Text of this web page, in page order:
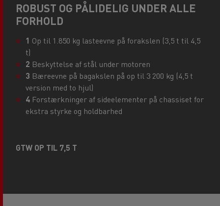
ROBUST OG PÅLIDELIG UNDER ALLE
FORHOLD
1 Op til 1.850 kg lasteevne på forakslen (3,5 t til 4,5
t)
2 Beskyttelse af stål under motoren
3 Bæreevne på bagakslen på op til 3 200 kg (4,5 t
version med to hjul)
4 Forstærkninger af sideelementer på chassiset for
ekstra styrke og holdbarhed
GTW OP TIL 7,5 T